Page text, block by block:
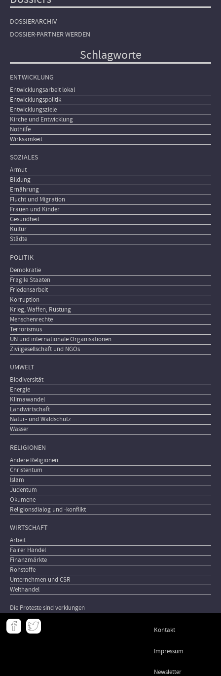
DOSSIERARCHIV
DOSSIER-PARTNER WERDEN
Schlagworte
ENTWICKLUNG
Entwicklungsarbeit lokal
Entwicklungspolitik
Entwicklungsziele
Kirche und Entwicklung
Nothilfe
Wirksamkeit
SOZIALES
Armut
Bildung
Ernährung
Flucht und Migration
Frauen und Kinder
Gesundheit
Kultur
Städte
POLITIK
Demokratie
Fragile Staaten
Friedensarbeit
Korruption
Krieg, Waffen, Rüstung
Menschenrechte
Terrorismus
UN und internationale Organisationen
Zivilgesellschaft und NGOs
UMWELT
Biodiversität
Energie
Klimawandel
Landwirtschaft
Natur- und Waldschutz
Wasser
RELIGIONEN
Andere Religionen
Christentum
Islam
Judentum
Ökumene
Religionsdialog und -konflikt
WIRTSCHAFT
Arbeit
Fairer Handel
Finanzmärkte
Rohstoffe
Unternehmen und CSR
Welthandel
Die Proteste sind verklungen
Meta
- Kontakt
Impressum
Newsletter